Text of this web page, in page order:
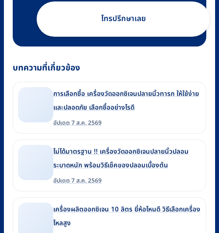
โทรปรึกษาเลย
บทความที่เกี่ยวข้อง
การเลือกซื้อ เครื่องวัดออกซิเจนปลายนิ้วทารก ให้ใช้ง่าย
และปลอดภัย เลือกซื้ออย่างไรดี
อัปเดต 7 ส.ค. 2569
ไม่ได้มาตรฐาน !! เครื่องวัดออกซิเจนปลายนิ้วปลอม
ระบาดหนัก พร้อมวิธีเช็คของปลอมเบื้องต้น
อัปเดต 7 ส.ค. 2569
เครื่องผลิตออกซิเจน 10 ลิตร ยี่ห้อไหนดี วิธีเลือกเครื่อง
ไหลสูง